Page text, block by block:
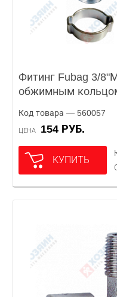
Фитинг Fubag 3/
обжимным
Код товара — 560057
ЦЕНА 154 РУБ.
КУПИТЬ